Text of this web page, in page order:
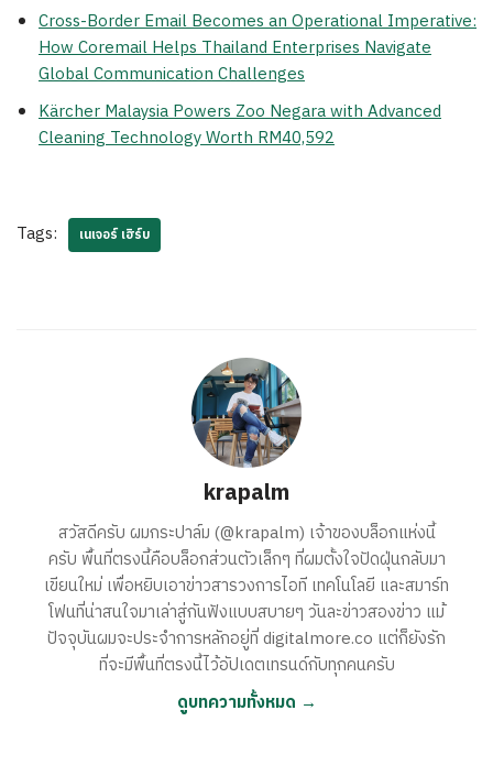
Cross-Border Email Becomes an Operational Imperative:
How Coremail Helps Thailand Enterprises Navigate
Global Communication Challenges
Kärcher Malaysia Powers Zoo Negara with Advanced
Cleaning Technology Worth RM40,592
Tags: เนเจอร์ เฮิร์บ
krapalm
สวัสดีครับ ผมกระปาล์ม (@krapalm) เจ้าของบล็อกแห่งนี้
ครับ พื้นที่ตรงนี้คือบล็อกส่วนตัวเล็กๆ ที่ผมตั้งใจปัดฝุ่นกลับมา
เขียนใหม่ เพื่อหยิบเอาข่าวสารวงการไอที เทคโนโลยี และสมาร์ท
โฟนที่น่าสนใจมาเล่าสู่กันฟังแบบสบายๆ วันละข่าวสองข่าว แม้
ปัจจุบันผมจะประจำการหลักอยู่ที่ digitalmore.co แต่ก็ยังรัก
ที่จะมีพื้นที่ตรงนี้ไว้อัปเดตเทรนด์กับทุกคนครับ
ดูบทความทั้งหมด →